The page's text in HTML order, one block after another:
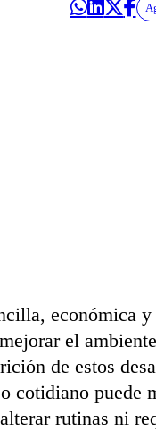
económica
el
de estos
cotidiano puede
rutinas ni